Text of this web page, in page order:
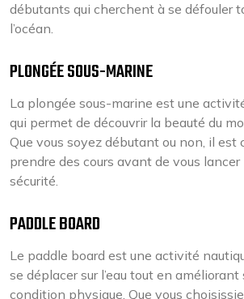
débutants qui cherchent à se défouler
l’océan.
PLONGÉE SOUS-MARINE
La plongée sous-marine est une
qui permet de découvrir la beauté du
Que vous soyez débutant ou non, il est
prendre des cours avant de vous
sécurité.
PADDLE BOARD
Le paddle board est une activité
se déplacer sur l’eau tout en
condition physique. Que vous